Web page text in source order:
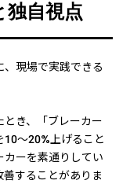
独自視点
現場で実践できる
き、「ブレーカー
〜20%上げること
ーを素通りしてい
することがありま